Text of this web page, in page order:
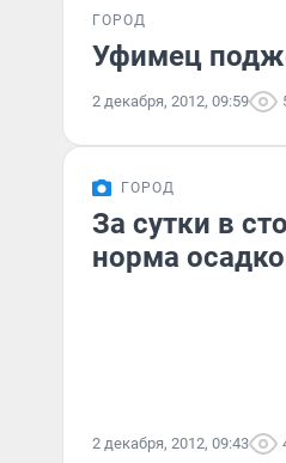
ГОРОД
Уфимец
2 декабря, 2012, 09:59
ГОРОД
За сутки в
норма
2 декабря, 2012, 09:43